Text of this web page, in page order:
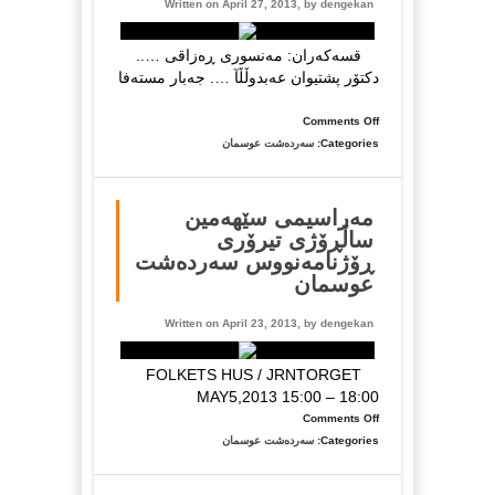
Written on April 27, 2013, by dengekan
قسەکەران: مەنسوری ڕەزاقی …..
دکتۆر پشتیوان عەبدوڵڵآ …. جەبار مستەفا
Comments Off
on
ئێوارە
ڕۆژنامە
نووس
سەردەشت
عوسمان
Categories: سەردەشت عوسمان
مەراسیمی سێهەمین
ساڵڕۆژی تیرۆری
ڕۆژنامەنووس سەردەشت
عوسمان
Written on April 23, 2013, by dengekan
FOLKETS HUS / JRNTORGET
MAY5,2013 15:00 – 18:00
Comments Off
on
مەراسیمی
Categories: سەردەشت عوسمان